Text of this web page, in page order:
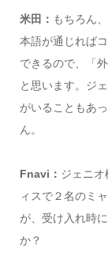
米田： もちろん
本語が通じれば
できるので、「
と思います。ジ
がいることもあ
ん。
Fnavi： ジェニ
ィスで２名のミ
が、受け入れ時
か？